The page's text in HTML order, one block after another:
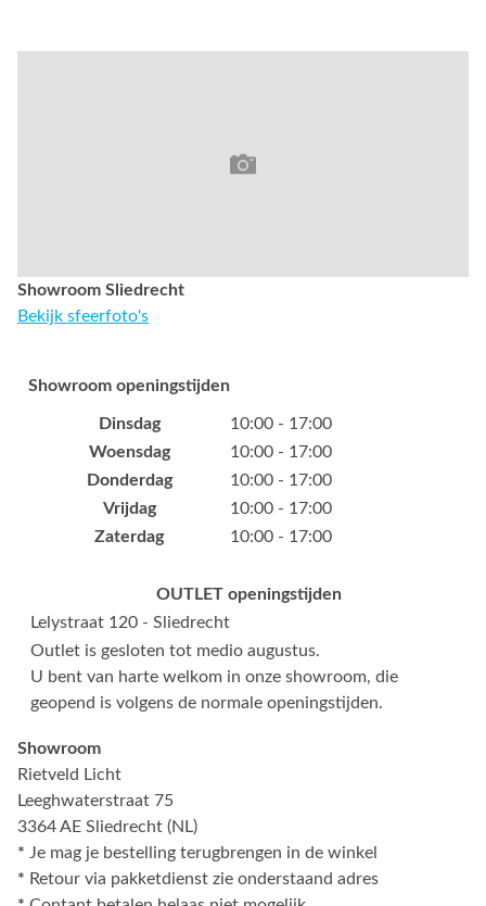
Showroom Sliedrecht
Bekijk sfeerfoto's
Showroom openingstijden
Dinsdag
10:00 - 17:00
Woensdag
10:00 - 17:00
Donderdag
10:00 - 17:00
Vrijdag
10:00 - 17:00
Zaterdag
10:00 - 17:00
OUTLET openingstijden
Lelystraat 120 - Sliedrecht
Outlet is gesloten tot medio augustus.
U bent van harte welkom in onze showroom, die
geopend is volgens de normale openingstijden.
Showroom
Rietveld Licht
Leeghwaterstraat 75
3364 AE Sliedrecht (NL)
* Je mag je bestelling terugbrengen in de winkel
* Retour via pakketdienst zie onderstaand adres